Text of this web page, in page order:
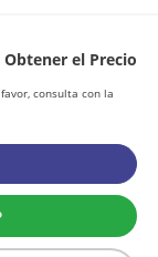
el Precio
consulta con la